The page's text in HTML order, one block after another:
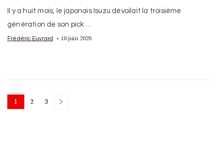
Il y a huit mois, le japonais Isuzu dévoilait la troisième
génération de son pick …
Frédéric Euvrard 10 juin 2020
Posts
Page
1 Page
2 Page
3